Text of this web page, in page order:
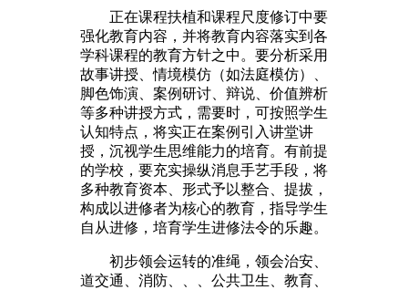
正在课程扶植和课程尺度修订中要
强化教育内容，并将教育内容落实到各
学科课程的教育方针之中。要分析采用
故事讲授、情境模仿（如法庭模仿）、
脚色饰演、案例研讨、辩说、价值辨析
等多种讲授方式，需要时，可按照学生
认知特点，将实正在案例引入讲堂讲
授，沉视学生思维能力的培育。有前提
的学校，要充实操纵消息手艺手段，将
多种教育资本、形式予以整合、提拔，
构成以进修者为核心的教育，指导学生
自从进修，培育学生进修法令的乐趣。
初步领会运转的准绳，领会治安、
道交通、消防、、、公共卫生、教育、